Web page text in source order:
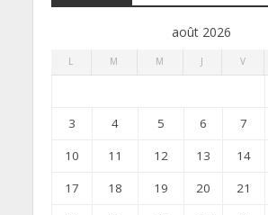
août 2026
L M M J V
3
4 5 6 7
10
11 12 13 14
17
18 19 20 21